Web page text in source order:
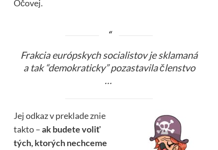
Očovej.
Frakcia európskych socialistov je sklamaná
a tak “demokraticky” pozastavila členstvo
…
Jej odkaz v preklade znie
takto –ak budete voliť
tých, ktorých nechceme